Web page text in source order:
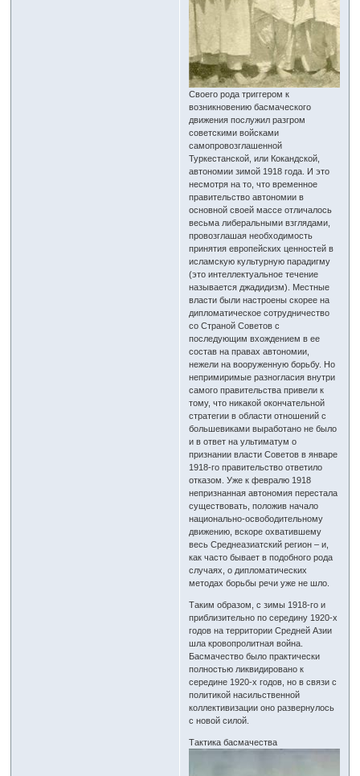
Своего рода триггером к
возникновению басмаческого
движения послужил разгром
советскими войсками
самопровозглашенной
Туркестанской, или Кокандской,
автономии зимой 1918 года. И это
несмотря на то, что временное
правительство автономии в
основной своей массе отличалось
весьма либеральными взглядами,
провозглашая необходимость
принятия европейских ценностей в
исламскую культурную парадигму
(это интеллектуальное течение
называется джадидизм). Местные
власти были настроены скорее на
дипломатическое сотрудничество
со Страной Советов с
последующим вхождением в ее
состав на правах автономии,
нежели на вооруженную борьбу. Но
непримиримые разногласия внутри
самого правительства привели к
тому, что никакой окончательной
стратегии в области отношений с
большевиками выработано не было
и в ответ на ультиматум о
признании власти Советов в январе
1918-го правительство ответило
отказом. Уже к февралю 1918
непризнанная автономия перестала
существовать, положив начало
национально-освободительному
движению, вскоре охватившему
весь Среднеазиатский регион – и,
как часто бывает в подобного рода
случаях, о дипломатических
методах борьбы речи уже не шло.
Таким образом, с зимы 1918-го и
приблизительно по середину 1920-х
годов на территории Средней Азии
шла кровопролитная война.
Басмачество было практически
полностью ликвидировано к
середине 1920-х годов, но в связи с
политикой насильственной
коллективизации оно развернулось
с новой силой.
Тактика басмачества